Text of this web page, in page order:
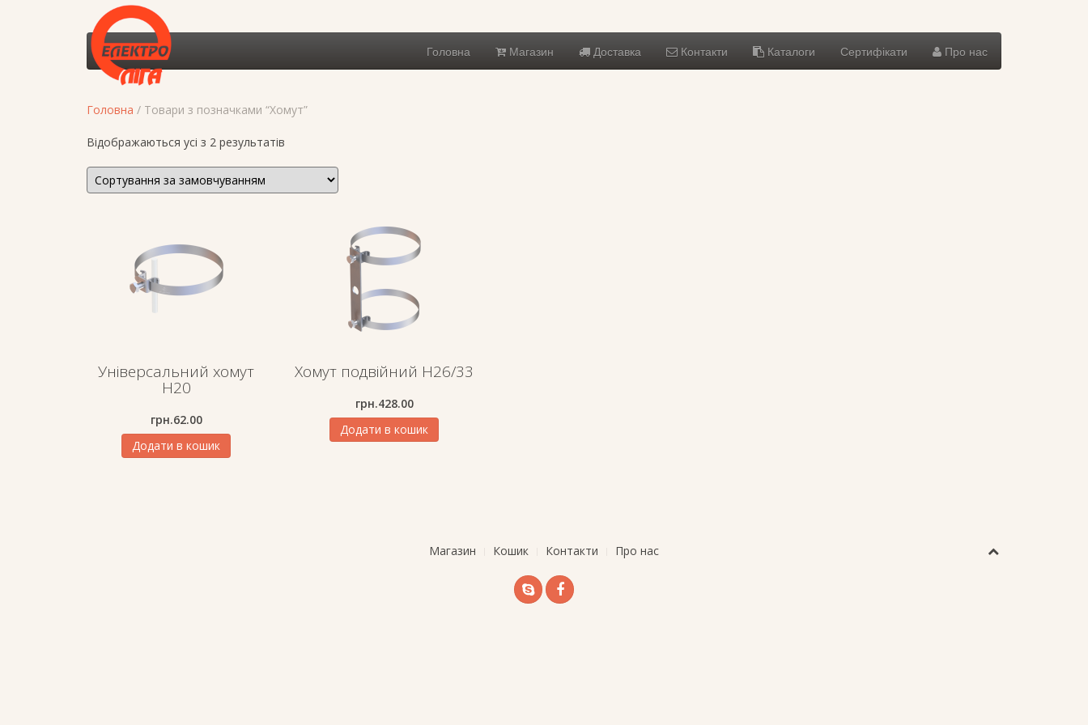
Головна Магазин Доставка Контакти Каталоги Сертифікати Про нас
Головна / Товари з позначками “Хомут”
Відображаються усі з 2 результатів
Універсальний хомут
H20
грн.62.00
Додати в кошик
Хомут подвійний H26/33
грн.428.00
Додати в кошик
Магазин Кошик Контакти Про нас